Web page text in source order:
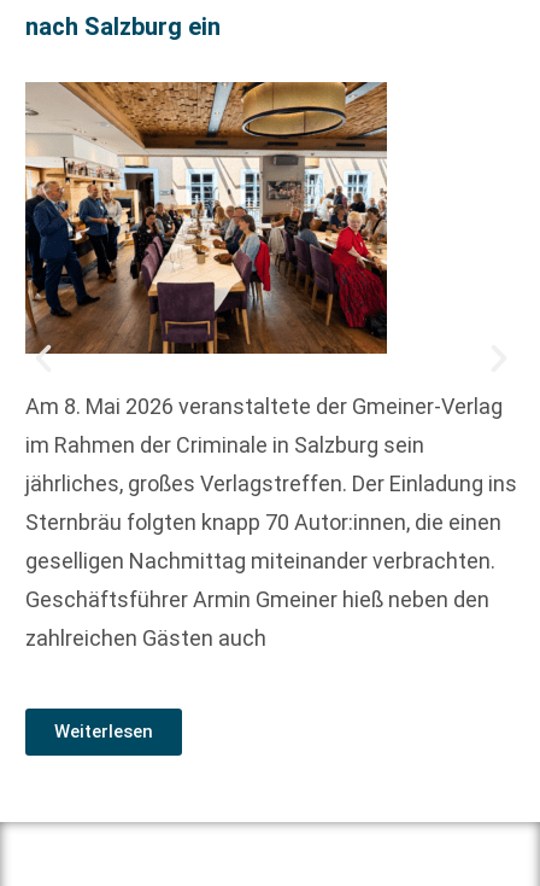
nach Salzburg ein
Am 8. Mai 2026 veranstaltete der Gmeiner-Verlag
im Rahmen der Criminale in Salzburg sein
jährliches, großes Verlagstreffen. Der Einladung ins
Sternbräu folgten knapp 70 Autor:innen, die einen
geselligen Nachmittag miteinander verbrachten.
Geschäftsführer Armin Gmeiner hieß neben den
zahlreichen Gästen auch
Weiterlesen